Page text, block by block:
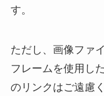
す。
ただし、画像ファ
フレームを使用し
のリンクはご遠慮